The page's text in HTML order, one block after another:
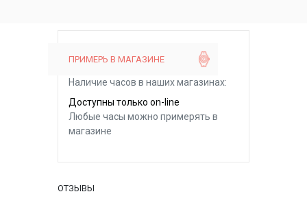
ПРИМЕРЬ В МАГАЗИНЕ
Наличие часов в наших магазинах:
Доступны только on-line
Любые часы можно примерять в
магазине
ОТЗЫВЫ